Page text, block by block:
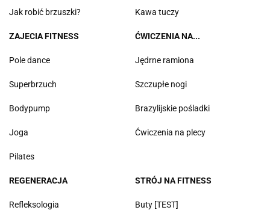
Jak robić brzuszki? Kawa tuczy
ZAJECIA FITNESS
Pole dance
Superbrzuch
Bodypump
Joga
Pilates
ĆWICZENIA NA...
Jędrne ramiona
Szczupłe nogi
Brazylijskie pośladki
Ćwiczenia na plecy
REGENERACJA
Refleksologia
STRÓJ NA FITNESS
Buty [TEST]